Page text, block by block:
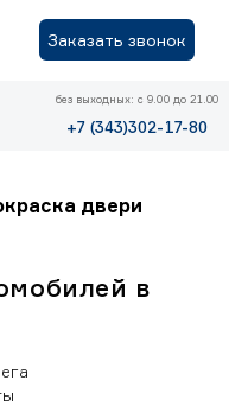
Заказать звонок
без выходных: с 9.00 до 21.00
+7 (343)302-17-80
двери
в